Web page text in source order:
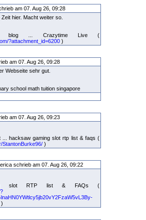
am 07. Aug 26, 09:28
hier. Macht weiter so.
blog ... Crazytime Live (
?attachment_id=6200 )
am 07. Aug 26, 09:28
Webseite sehr gut.
school math tuition singapore
am 07. Aug 26, 09:23
hacksaw gaming slot rtp list & faqs (
StantonBurke96/ )
schrieb am 07. Aug 26, 09:22
slot RTP list & FAQs (